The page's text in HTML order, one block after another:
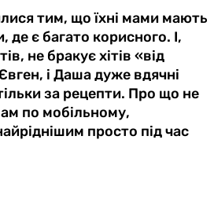
тим, що їхні мами мають
де є багато корисного. І,
не бракує хітів «від
і Даша дуже вдячні
за рецепти. Про що не
по мобільному,
просто під час